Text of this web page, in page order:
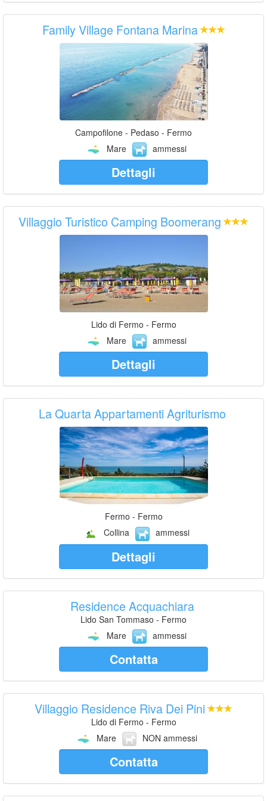
Family Village Fontana Marina
Campofilone - Pedaso - Fermo
Mare
ammessi
Dettagli
Villaggio Turistico Camping Boomerang
Lido di Fermo - Fermo
Mare
ammessi
Dettagli
La Quarta Appartamenti Agriturismo
Fermo - Fermo
Collina
ammessi
Dettagli
Residence Acquachiara
Lido San Tommaso - Fermo
Mare
ammessi
Contatta
Villaggio Residence Riva Dei Pini
Lido di Fermo - Fermo
Mare
NON ammessi
Contatta